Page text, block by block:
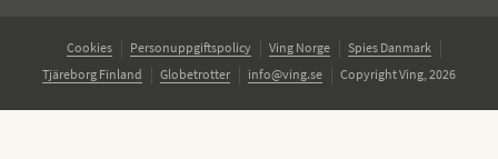
Cookies Personuppgiftspolicy Ving Norge
Spies Danmark
Tjäreborg Finland
Globetrotter info@ving.se Copyright Ving, 2026